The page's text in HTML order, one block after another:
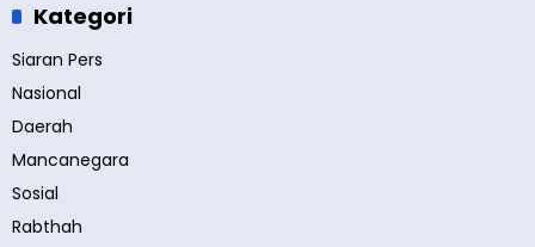
Kategori
Siaran Pers
Nasional
Daerah
Mancanegara
Sosial
Rabthah